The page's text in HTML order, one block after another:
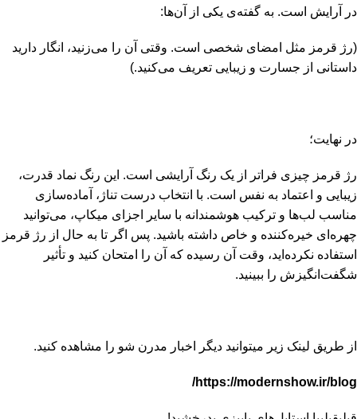
در آرایش است. به گفته‌ی یکی از آن‌ها:
(رژ قرمز مثل امضای شخصی است. وقتی آن را می‌زنید، انگار دارید
داستانی از جسارت و زیبایی تعریف می‌کنید.)
در نهایت؛
رژ قرمز چیزی فراتر از یک رنگ آرایشی است. این رنگ نماد قدرت،
زیبایی و اعتماد به نفس است. با انتخاب درست تناژ، آماده‌سازی
مناسب لب‌ها و ترکیب هوشمندانه با سایر اجزای میکاپ، می‌توانید
چهره‌ای خیره‌کننده و خاص داشته باشید. پس اگر تا به حال از رژ قرمز
استفاده نکرده‌اید، وقت آن رسیده که آن را امتحان کنید و تأثیر
شگفت‌انگیزش را ببینید.
از طریق لینک زیر میتوانید دیگر اخبار مدرن شو را مشاهده کنید.
https://modernshow.ir/blog/